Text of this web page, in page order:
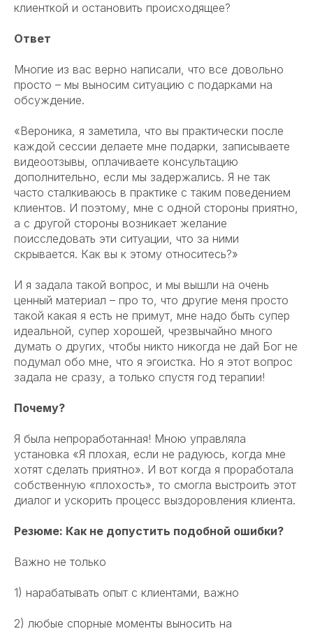
клиенткой и остановить происходящее?
Ответ
Многие из вас верно написали, что все довольно
просто – мы выносим ситуацию с подарками на
обсуждение.
«Вероника, я заметила, что вы практически после
каждой сессии делаете мне подарки, записываете
видеоотзывы, оплачиваете консультацию
дополнительно, если мы задержались. Я не так
часто сталкиваюсь в практике с таким поведением
клиентов. И поэтому, мне с одной стороны приятно,
а с другой стороны возникает желание
поисследовать эти ситуации, что за ними
скрывается. Как вы к этому относитесь?»
И я задала такой вопрос, и мы вышли на очень
ценный материал – про то, что другие меня просто
такой какая я есть не примут, мне надо быть супер
идеальной, супер хорошей, чрезвычайно много
думать о других, чтобы никто никогда не дай Бог не
подумал обо мне, что я эгоистка. Но я этот вопрос
задала не сразу, а только спустя год терапии!
Почему?
Я была непроработанная! Мною управляла
установка «Я плохая, если не радуюсь, когда мне
хотят сделать приятно». И вот когда я проработала
собственную «плохость», то смогла выстроить этот
диалог и ускорить процесс выздоровления клиента.
Резюме: Как не допустить подобной ошибки?
Важно не только
1) нарабатывать опыт с клиентами, важно
2) любые спорные моменты выносить на